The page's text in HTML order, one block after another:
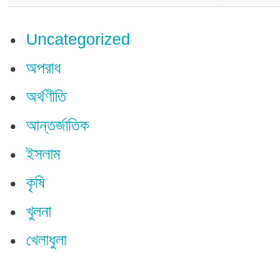
Uncategorized
অপরাধ
অর্থণীতি
আন্তর্জাতিক
ইসলাম
কৃষি
খুলনা
খেলাধুলা